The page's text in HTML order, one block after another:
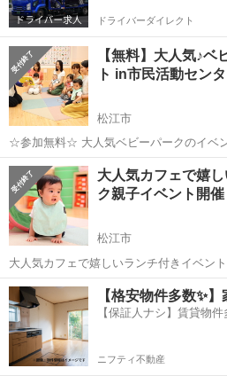
ドライバーダイレクト
【無料】大人気♪ベ
ト in市民活動セン
松江市
☆参加無料☆ 大人気ベビーパークのイベ
♪ 《親子教室ベビーパーク親子体験イベント開催！》
いいのに、どうして怒っちゃうんだろう
もネタがすぐ尽きてし...
島根 松江市 育児 ベビー
大人気カフェで嬉
ク親子イベント開
松江市
大人気カフェで嬉しいランチ付きイベント開催♪ 参加費：
ンチ付き） イベント参加者様は通常1400
でお召し上がり頂けます♪ ※特典適用は1組様につき大人1名まで
（お...
島根 松江市 育児 ランチ
【格安物件多数✨
【保証人ナシ】賃貸物件
ニフティ不動産